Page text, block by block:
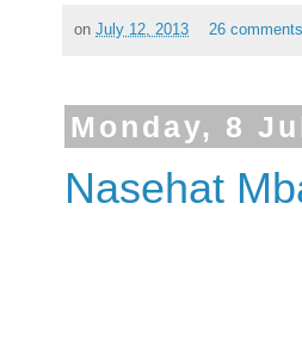
on July 12, 2013 26
Monday, 8
Nasehat